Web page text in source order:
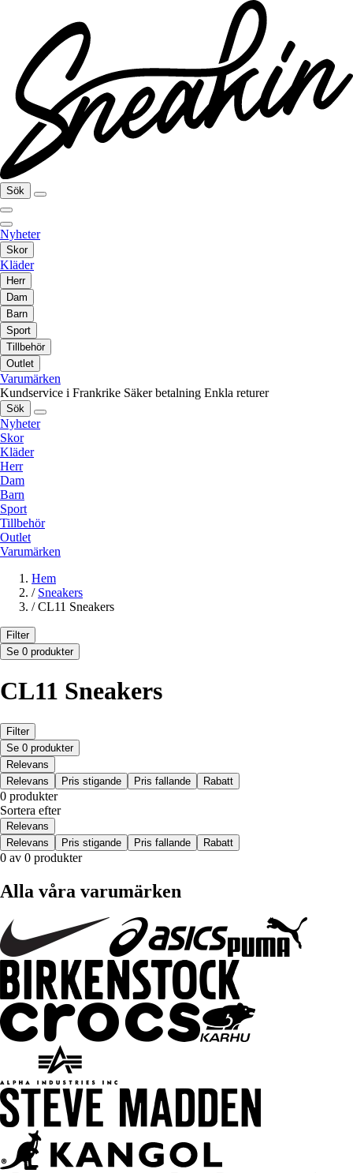
Sök
Nyheter
Skor
Kläder
Herr
Dam
Barn
Sport
Tillbehör
Outlet
Varumärken
Kundservice i Frankrike Säker betalning Enkla returer
Sök
Nyheter
Skor
Kläder
Herr
Dam
Barn
Sport
Tillbehör
Outlet
Varumärken
Hem
/ Sneakers
/ CL11 Sneakers
Filter
Se 0 produkter
CL11 Sneakers
Filter
Se 0 produkter
Relevans
Relevans
Pris stigande Pris fallande Rabatt
0 produkter
Sortera efter
Relevans
Relevans
Pris stigande Pris fallande Rabatt
0 av 0 produkter
Alla våra varumärken